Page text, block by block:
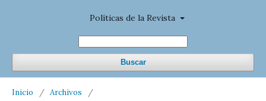
Políticas de la Revista
Buscar
Inicio / Archivos
/